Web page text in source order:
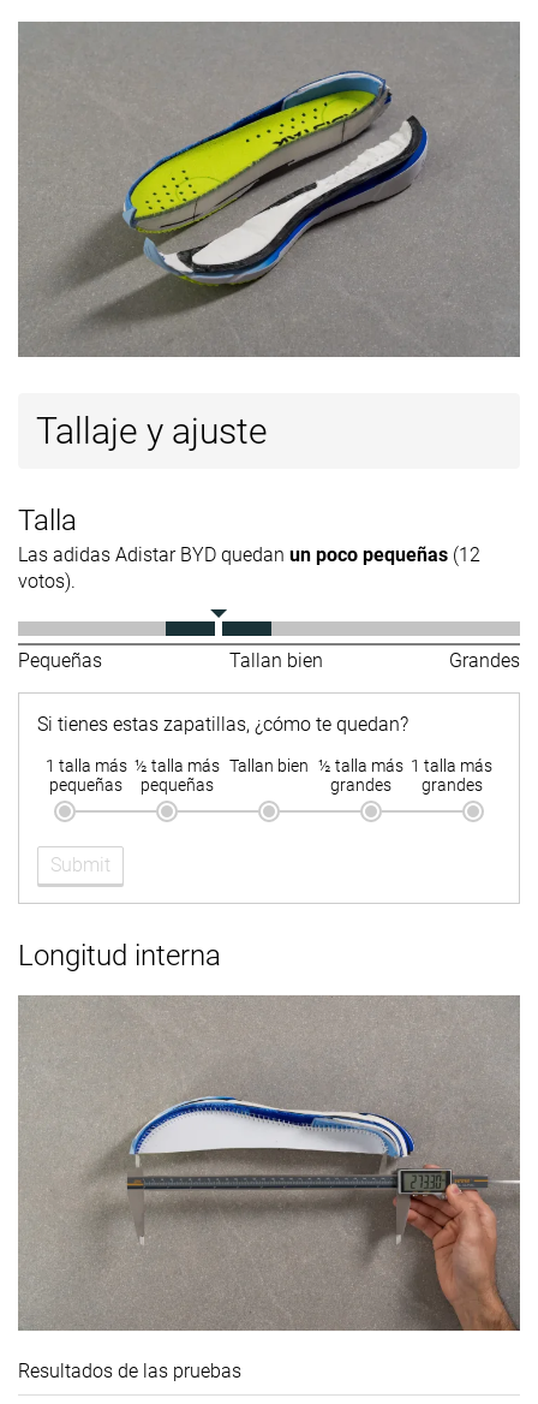
Tallaje y ajuste
Talla
Las adidas Adistar BYD quedan un poco pequeñas (12
votos).
Pequeñas Tallan bien Grandes
Si tienes estas zapatillas, ¿cómo te quedan?
1 talla más
pequeñas
½ talla más
pequeñas
Tallan bien ½ talla más
grandes
1 talla más
grandes
Submit
Longitud interna
Resultados de las pruebas